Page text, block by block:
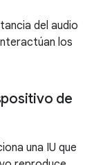
del audio
los
de
una IU que